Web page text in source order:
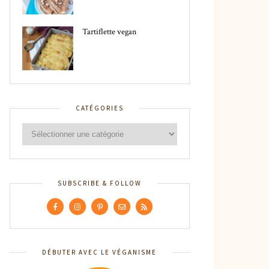
Tartiflette vegan
CATÉGORIES
SUBSCRIBE & FOLLOW
DÉBUTER AVEC LE VÉGANISME